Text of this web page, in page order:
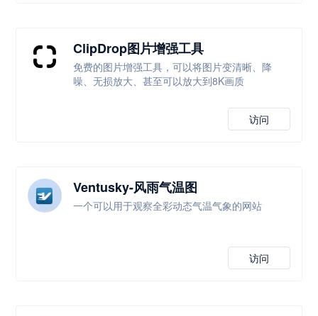
ClipDrop图片增强工具
免费的图片增强工具，可以将图片变清晰、降
噪、无损放大、甚至可以放大到8K画质
访问
Ventusky-风雨气温图
一个可以用于观察全彩动态气温气象的网站
访问